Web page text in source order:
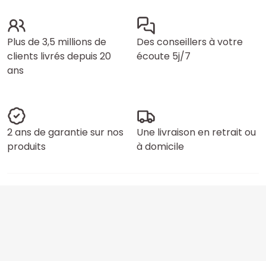
Plus de 3,5 millions de
clients livrés depuis 20
ans
Des conseillers à votre
écoute 5j/7
2 ans de garantie sur nos
produits
Une livraison en retrait ou
à domicile